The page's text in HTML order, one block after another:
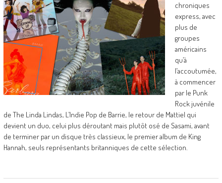
chroniques
express, avec
plus de
groupes
américains
qu’à
l’accoutumée,
à commencer
par le Punk
Rock juvénile
de The Linda Lindas, L’Indie Pop de Barrie, le retour de Mattiel qui
devient un duo, celui plus déroutant mais plutôt osé de Sasami, avant
de terminer par un disque très classieux, le premier album de King
Hannah, seuls représentants britanniques de cette sélection.